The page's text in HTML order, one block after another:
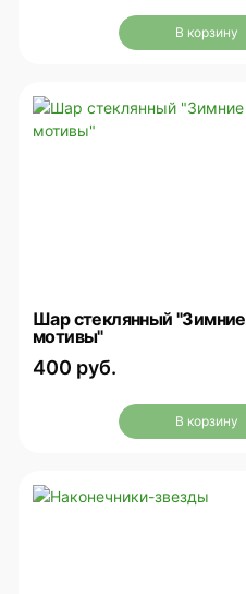
В корзину
Шар стеклянный "Зимние
мотивы"
400 руб.
В корзину